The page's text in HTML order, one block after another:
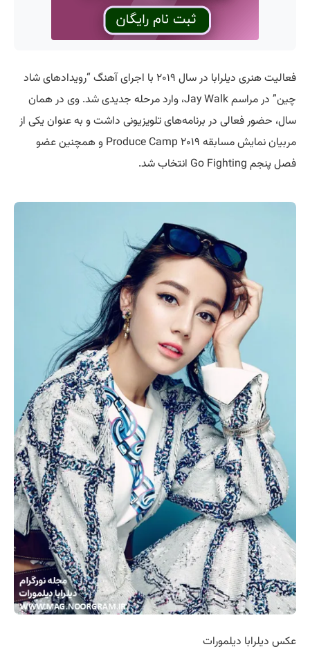
فعالیت هنری دیلرابا در سال ۲۰۱۹ با اجرای آهنگ “رویدادهای شاد
چین” در مراسم Jay Walk، وارد مرحله جدیدی شد. وی در همان
سال، حضور فعالی در برنامه‌های تلویزیونی داشت و به عنوان یکی از
مربیان نمایش مسابقه Produce Camp ۲۰۱۹ و همچنین عضو
فصل پنجم Go Fighting انتخاب شد.
عکس دیلرابا دیلمورات